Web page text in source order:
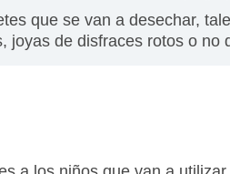
que se van a desechar,
joyas de disfraces rotos o no